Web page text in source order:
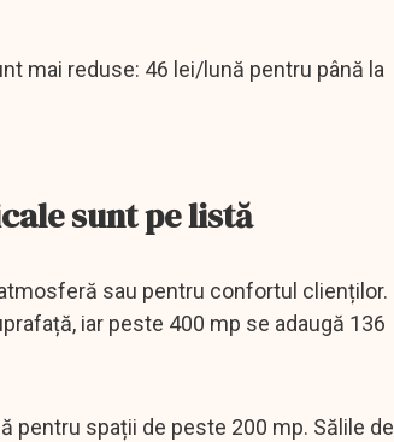
mai reduse: 46 lei/lună pentru până la
sunt pe listă
sau pentru confortul clienților.
iar peste 400 mp se adaugă 136
pentru spații de peste 200 mp. Sălile de